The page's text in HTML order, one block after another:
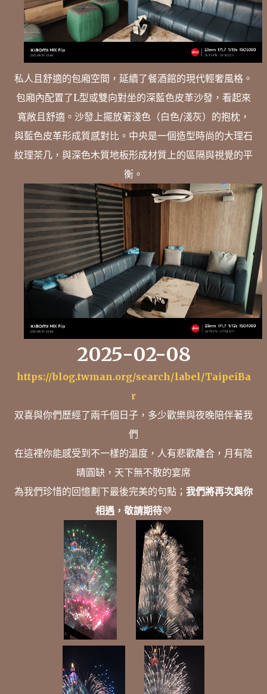
私人且舒適的包廂空間，延續了餐酒館的現代輕奢風格。
包廂內配置了L型或雙向對坐的深藍色皮革沙發，看起來
寬敞且舒適。沙發上擺放著淺色（白色/淺灰）的抱枕，
與藍色皮革形成質感對比。中央是一個造型時尚的大理石
紋理茶几，與深色木質地板形成材質上的區隔與視覺的平
衡。
2025-02-08
https://blog.twman.org/search/label/TaipeiBa
r
双喜與你們歷經了兩千個日子，多少歡樂與夜晚陪伴著我
們
在這裡你能感受到不一樣的溫度，人有悲歡離合，月有陰
晴圓缺，天下無不散的宴席
為我們珍惜的回憶劃下最後完美的句點； 我們將再次與你
相遇，敬請期待💜